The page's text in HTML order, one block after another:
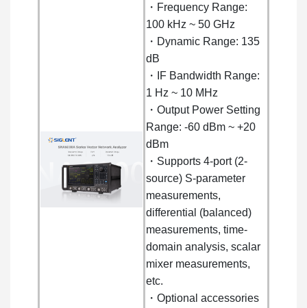
・Frequency Range:
100 kHz ~ 50 GHz
・Dynamic Range: 135
dB
・IF Bandwidth Range:
1 Hz ~ 10 MHz
・Output Power Setting
Range: -60 dBm ~ +20
dBm
・Supports 4-port (2-
source) S-parameter
measurements,
differential (balanced)
measurements, time-
domain analysis, scalar
mixer measurements,
etc.
・Optional accessories